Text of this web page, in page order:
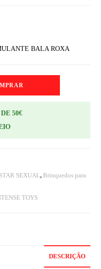
BALA ROXA
50€
SEXUAL, Brinquedos para
TOYS
DESCRIÇÃO